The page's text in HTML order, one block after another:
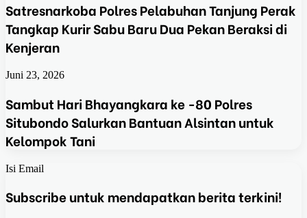
Satresnarkoba Polres Pelabuhan Tanjung Perak
Tangkap Kurir Sabu Baru Dua Pekan Beraksi di
Kenjeran
Juni 23, 2026
Sambut Hari Bhayangkara ke -80 Polres
Situbondo Salurkan Bantuan Alsintan untuk
Kelompok Tani
Isi Email
Subscribe untuk mendapatkan berita terkini!